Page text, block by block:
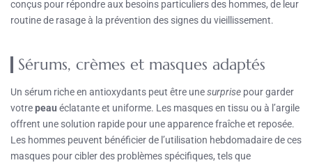
conçus pour répondre aux besoins particuliers des hommes, de leur
routine de rasage à la prévention des signes du vieillissement.
Sérums, crèmes et masques adaptés
Un sérum riche en antioxydants peut être unesurprise pour garder
votrepeau éclatante et uniforme. Les masques en tissu ou à l’argile
offrent une solution rapide pour une apparence fraîche et reposée.
Les hommes peuvent bénéficier de l’utilisation hebdomadaire de ces
masques pour cibler des problèmes spécifiques, tels que